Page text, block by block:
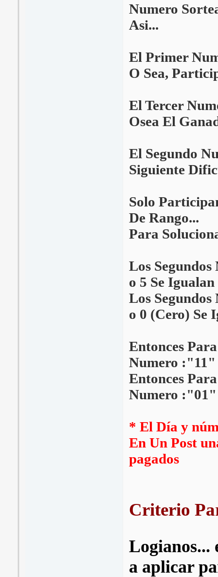
Numero
Asi...
El Primer
O Sea,
El Tercer
Osea El
El Segundo
Siguiente
Solo
De Rango...
Para
Los Segundos
o 5 Se
Los Segundos
o 0 (Cero) Se
Entonces
Numero :"11"
Entonces
Numero :"01"
* El Día y
En Un Post
pagados
Criterio
Logianos...
a aplicar